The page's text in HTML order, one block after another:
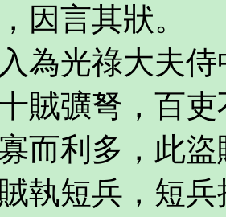
因言其狀。
光祿大夫侍
賊彍弩，百
而利多，此
執短兵，短